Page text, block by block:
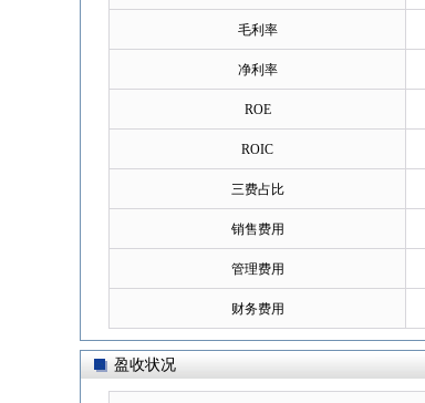
毛利率
净利率
ROE
ROIC
三费占比
销售费用
管理费用
财务费用
盈收状况